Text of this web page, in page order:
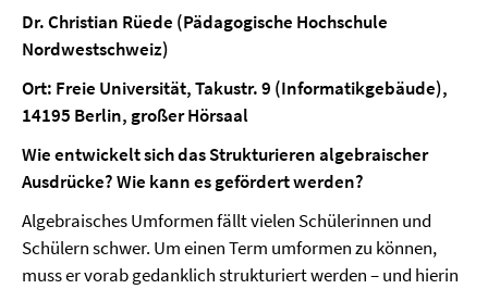
Dr. Christian Rüede (Pädagogische Hochschule
Nordwestschweiz)
Ort: Freie Universität, Takustr. 9 (Informatikgebäude),
14195 Berlin, großer Hörsaal
Wie entwickelt sich das Strukturieren algebraischer
Ausdrücke? Wie kann es gefördert werden?
Algebraisches Umformen fällt vielen Schülerinnen und
Schülern schwer. Um einen Term umformen zu können,
muss er vorab gedanklich strukturiert werden – und hierin